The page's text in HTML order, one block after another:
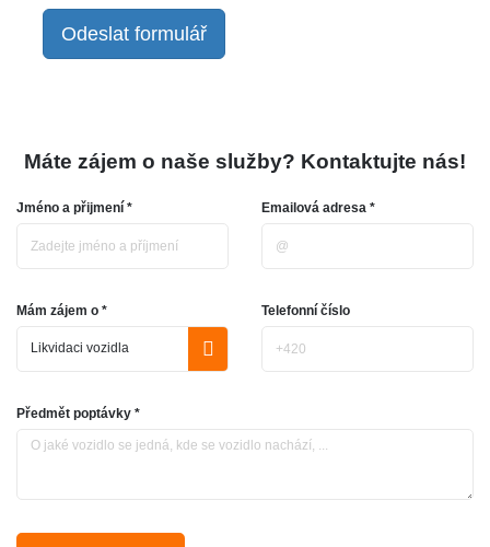
Odeslat formulář
Máte zájem o naše služby? Kontaktujte nás!
Jméno a přijmení * Emailová adresa *
Mám zájem o * Telefonní číslo
Předmět poptávky *